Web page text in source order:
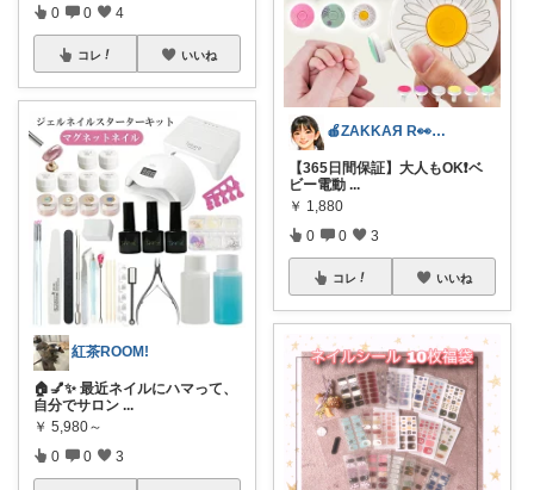
0 0 4
コレ いいね
紅茶ROOM!
🏠💅✨ 最近ネイルにハマって、
自分でサロン ...
￥ 5,980～
0 0 3
🍎ZAKKAЯ R👀M 経由購入感謝
【365日間保証】大人もOK❗️ベ
ビー電動 ...
￥ 1,880
0 0 3
コレ いいね